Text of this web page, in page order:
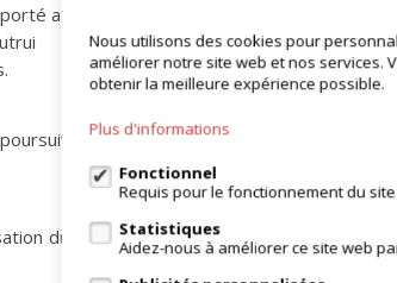
atteinte à la bonne réputation du site
ces personnes.
du site « “WSB Immo Dilbeek CVBA -
Nous utilisons des cookies pour
améliorer notre site web et nos services.
obtenir la meilleure expérience possible.
Plus d'informations
Fonctionnel
Requis pour le fonctionnement du
Statistiques
Aidez-nous à améliorer ce site web